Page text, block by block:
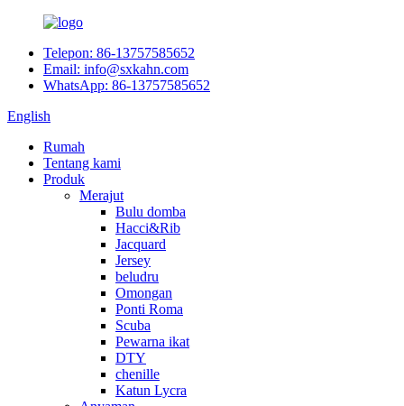
Telepon: 86-13757585652
Email: info@sxkahn.com
WhatsApp: 86-13757585652
English
Rumah
Tentang kami
Produk
Merajut
Bulu domba
Hacci&Rib
Jacquard
Jersey
beludru
Omongan
Ponti Roma
Scuba
Pewarna ikat
DTY
chenille
Katun Lycra